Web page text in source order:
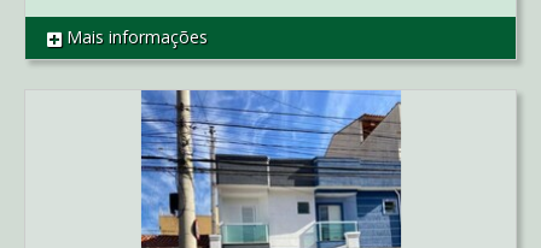
REF AP2071
Mais informações